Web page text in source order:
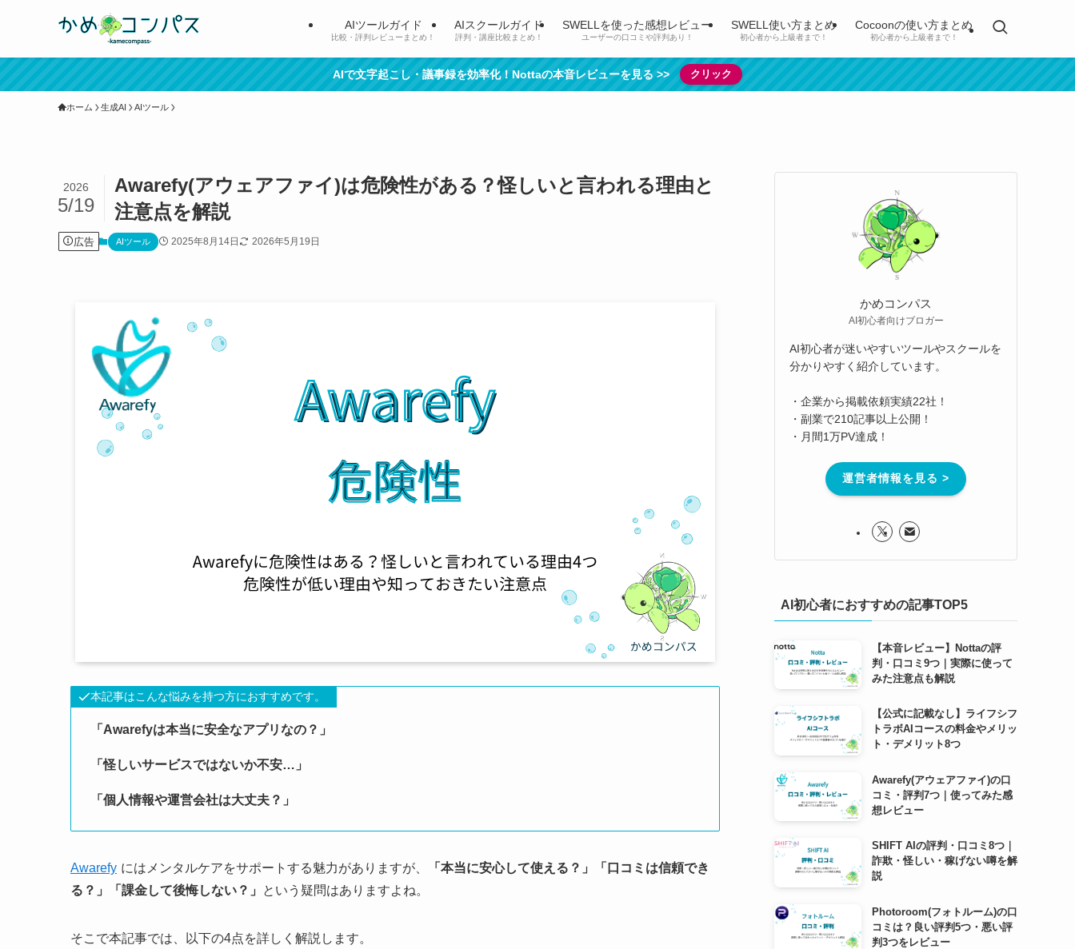
AIツールガイド
比較・評判レビューまとめ！
AIスクールガイド
評判・講座比較まとめ！
SWELLを使った感想レビュー
ユーザーの口コミや評判あり！
SWELL使い方まとめ
初心者から上級者まで！
Cocoonの使い方まとめ
初心者から上級者まで！
AIで文字起こし・議事録を効率化！Nottaの本音レビューを見る >> クリック
ホーム 生成AI AIツール
Awarefy(アウェアファイ)は危険性がある？怪しいと言われる理由と
注意点を解説
2026
5/19
広告 AIツール 2025年8月14日 2026年5月19日
本記事はこんな悩みを持つ方におすすめです。
「Awarefyは本当に安全なアプリなの？」
「怪しいサービスではないか不安…」
「個人情報や運営会社は大丈夫？」
Awarefy にはメンタルケアをサポートする魅力がありますが、
「本当に安心して使える？」「口コミは信頼でき
る？」「課金して後悔しない？」
という疑問はありますよね。
そこで本記事では、以下の4点を詳しく解説します。
かめコンパス
AI初心者向けブロガー
AI初心者が迷いやすいツールやスクールを
分かりやすく紹介しています。
・企業から掲載依頼実績22社！
・副業で210記事以上公開！
・月間1万PV達成！
運営者情報を見る >
AI初心者におすすめの記事TOP5
【本音レビュー】Nottaの評
判・口コミ9つ｜実際に使って
みた注意点も解説
【公式に記載なし】ライフシフ
トラボAIコースの料金やメリッ
ト・デメリット8つ
Awarefy(アウェアファイ)の口
コミ・評判7つ｜使ってみた感
想レビュー
SHIFT AIの評判・口コミ8つ｜
詐欺・怪しい・稼げない噂を解
説
Photoroom(フォトルーム)の口
コミは？良い評判5つ・悪い評
判3つをレビュー